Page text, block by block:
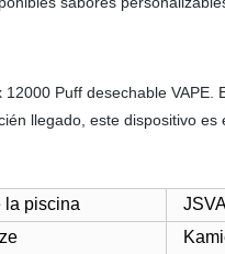
Puff desechable
llegado, este dispositivo
la piscina